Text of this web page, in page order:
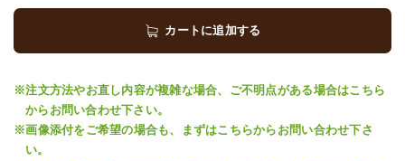
カートに追加する
※注文方法やお直し内容が複雑な場合、ご不明点がある場合はこちら
からお問い合わせ下さい。
※画像添付をご希望の場合も、まずはこちらからお問い合わせ下さ
い。